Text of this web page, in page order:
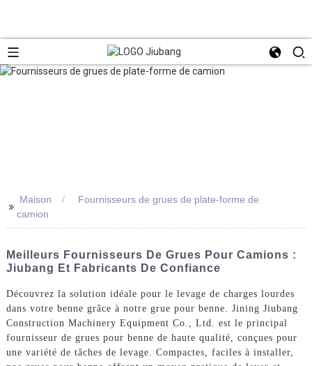
>> Maison
Fournisseurs de grues de plate-forme de
camion
Meilleurs Fournisseurs De Grues Pour Camions :
Jiubang Et Fabricants De Confiance
Découvrez la solution idéale pour le levage de charges lourdes
dans votre benne grâce à notre grue pour benne. Jining Jiubang
Construction Machinery Equipment Co., Ltd. est le principal
fournisseur de grues pour benne de haute qualité, conçues pour
une variété de tâches de levage. Compactes, faciles à installer,